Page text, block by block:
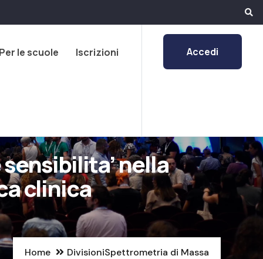
Per le scuole Iscrizioni Accedi
nella
clinica
Home DivisioniSpettrometria di Massa